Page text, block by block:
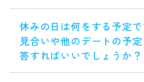
休みの日は何をする予定
見合いや他のデートの予
答すればいいでしょうか？